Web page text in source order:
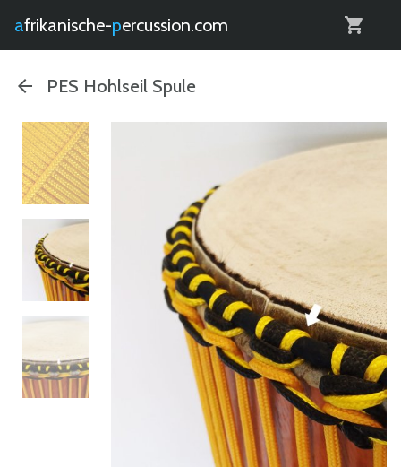
afrikanische- percussion.com
PES Hohlseil Spule